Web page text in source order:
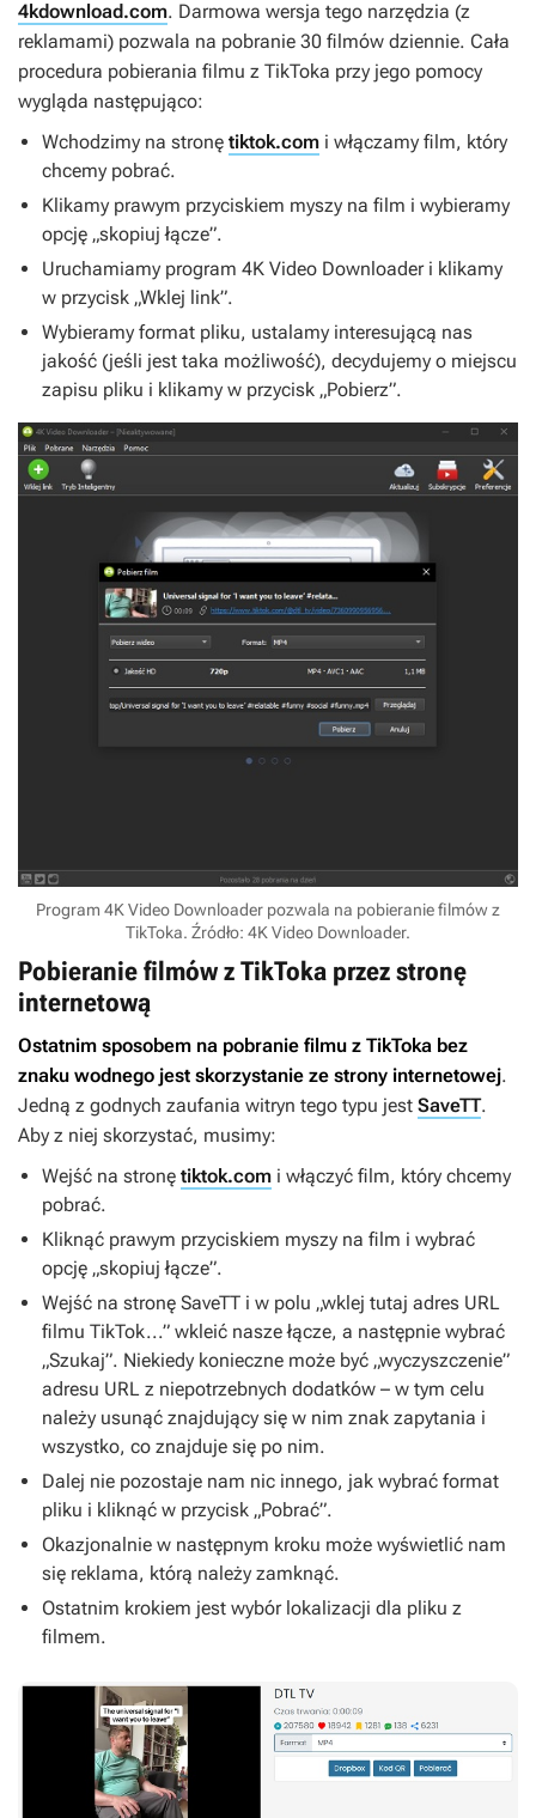
4kdownload.com. Darmowa wersja tego narzędzia (z
reklamami) pozwala na pobranie 30 filmów dziennie. Cała
procedura pobierania filmu z TikToka przy jego pomocy
wygląda następująco:
Wchodzimy na stronę tiktok.com i włączamy film, który
chcemy pobrać.
Klikamy prawym przyciskiem myszy na film i wybieramy
opcję „skopiuj łącze”.
Uruchamiamy program 4K Video Downloader i klikamy
w przycisk „Wklej link”.
Wybieramy format pliku, ustalamy interesującą nas
jakość (jeśli jest taka możliwość), decydujemy o miejscu
zapisu pliku i klikamy w przycisk „Pobierz”.
Program 4K Video Downloader pozwala na pobieranie filmów z
TikToka. Źródło: 4K Video Downloader.
Pobieranie filmów z TikToka przez stronę
internetową
Ostatnim sposobem na pobranie filmu z TikToka bez
znaku wodnego jest skorzystanie ze strony internetowej.
Jedną z godnych zaufania witryn tego typu jest SaveTT.
Aby z niej skorzystać, musimy:
Wejść na stronę tiktok.com i włączyć film, który chcemy
pobrać.
Kliknąć prawym przyciskiem myszy na film i wybrać
opcję „skopiuj łącze”.
Wejść na stronę SaveTT i w polu „wklej tutaj adres URL
filmu TikTok...” wkleić nasze łącze, a następnie wybrać
„Szukaj”. Niekiedy konieczne może być „wyczyszczenie”
adresu URL z niepotrzebnych dodatków – w tym celu
należy usunąć znajdujący się w nim znak zapytania i
wszystko, co znajduje się po nim.
Dalej nie pozostaje nam nic innego, jak wybrać format
pliku i kliknąć w przycisk „Pobrać”.
Okazjonalnie w następnym kroku może wyświetlić nam
się reklama, którą należy zamknąć.
Ostatnim krokiem jest wybór lokalizacji dla pliku z
filmem.